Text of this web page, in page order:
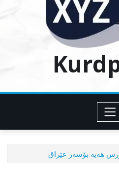
هەیە بۆسەر عێراق